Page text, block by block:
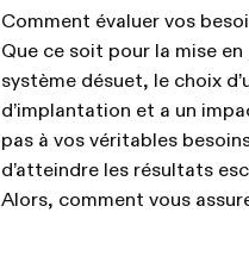
Comment évaluer vos
Que ce soit pour la mise en
système désuet, le choix
d’implantation et a un
pas à vos véritables
d’atteindre les résultats
Alors, comment vous